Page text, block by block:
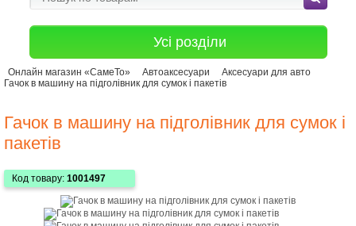
Усі розділи
Онлайн магазин «СамеТо» Автоаксесуари
Аксесуари для авто
Гачок в машину на підголівник для сумок і пакетів
Гачок в машину на підголівник для сумок і
пакетів
Код товару: 1001497